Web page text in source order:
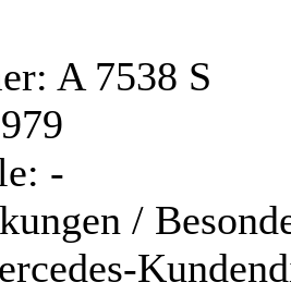
A 7538 S
-
/